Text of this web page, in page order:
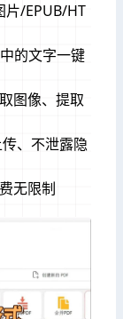
/EPUB/HT
的文字一键
图像、提取
、不泄露隐
无限制